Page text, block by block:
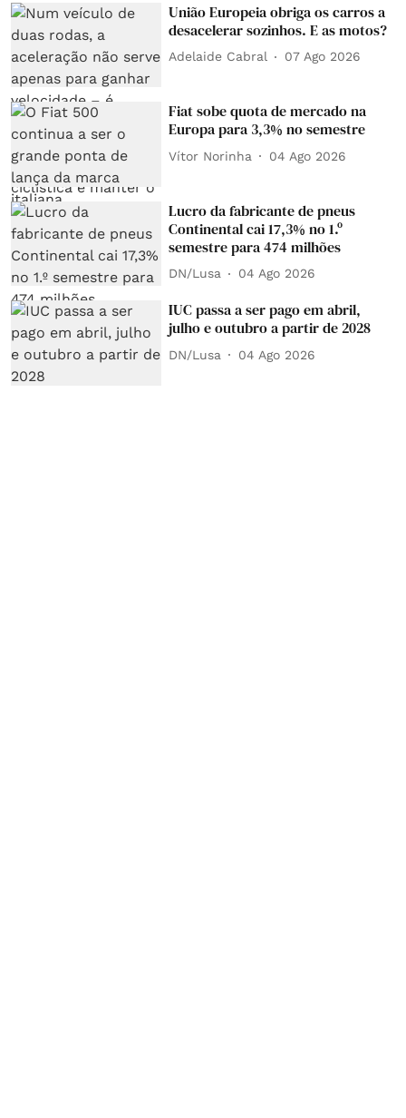
União Europeia obriga os carros a
desacelerar sozinhos. E as motos?
Adelaide Cabral 07 Ago 2026
Fiat sobe quota de mercado na
Europa para 3,3% no semestre
Vítor Norinha 04 Ago 2026
Lucro da fabricante de pneus
Continental cai 17,3% no 1.º
semestre para 474 milhões
DN/Lusa 04 Ago 2026
IUC passa a ser pago em abril,
julho e outubro a partir de 2028
DN/Lusa 04 Ago 2026